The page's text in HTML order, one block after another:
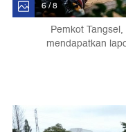
6 / 8
Pemkot
mendapatkan